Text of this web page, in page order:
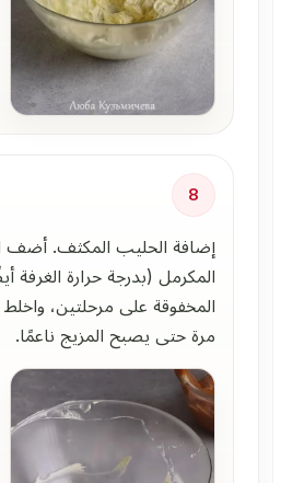
8
إضافة الحليب المكثف. أضف
المكرمل (بدرجة حرارة الغرفة
المخفوقة على مرحلتين،
مرة حتى يصبح المزيج ناعمًا.